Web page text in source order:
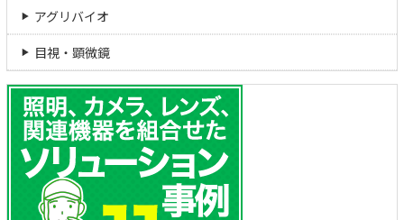
アグリバイオ
目視・顕微鏡